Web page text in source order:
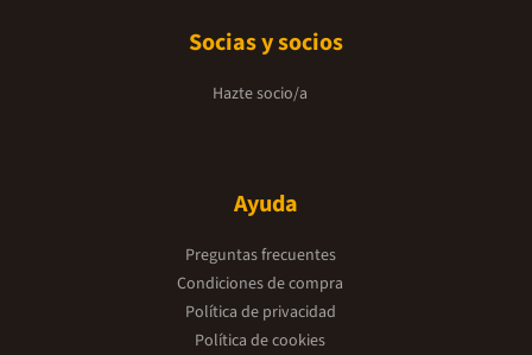
Socias y socios
Hazte socio/a
Ayuda
Preguntas frecuentes
Condiciones de compra
Política de privacidad
Política de cookies